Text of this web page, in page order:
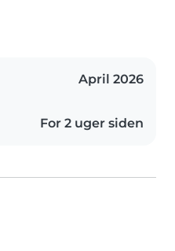
April 2026
For 2 uger siden